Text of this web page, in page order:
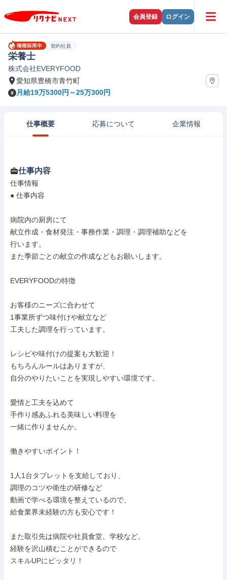
会員登録 ログイン
契約社員
栄養士
株式会社EVERYFOOD
愛知県豊橋市青竹町
月給19万5300円～25万300円
仕事概要 応募について 企業情報
仕事内容
仕事情報
● 仕事内容
病院内の厨房にて
献立作成・食材発注・事務作業・調理・調理補助などを
行います。
また季節ごとの献立の作成などもお願いします。
EVERYFOODの特徴
お客様のニーズに合わせて
1事業所ずつ味付けや献立など
工夫した調理を行っています。
レシピや味付けの提案も大歓迎！
もちろんルールはありますが、
自分のやりたいことを実現しやすい環境です。
愛情と工夫を込めて
手作り感あふれる美味しい料理を
一緒に作りませんか。
働きやすいポイント！
1人1台タブレットを支給しており、
調理のコツや衛生の研修など
動画で学べる環境を整えているので、
給食業界未経験の方も安心です！
また取引先は病院や社員食堂、学校など。
経験を沢山積むことができるので
スキルUPにピッタリ！